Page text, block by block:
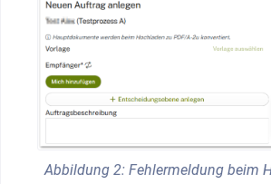
Abbildung 2: Fehlermeldung beim